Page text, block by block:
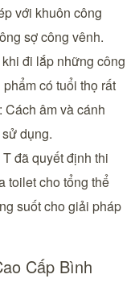
với khuôn công
sợ công vênh.
đi lắp những công
có tuổi thọ rất
âm và cánh
dụng.
đã quyết định thi
toilet cho tổng thể
suốt cho giải pháp
Cấp Bình